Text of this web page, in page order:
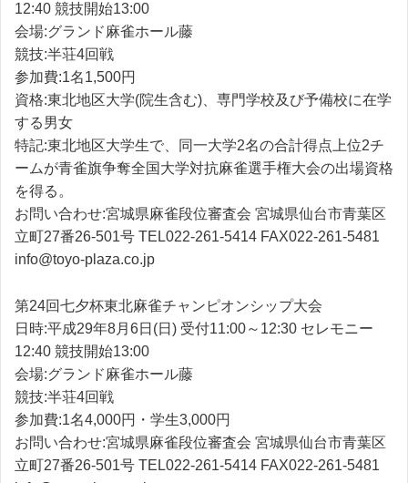
12:40 競技開始13:00
会場:グランド麻雀ホール藤
競技:半荘4回戦
参加費:1名1,500円
資格:東北地区大学(院生含む)、専門学校及び予備校に在学
する男女
特記:東北地区大学生で、同一大学2名の合計得点上位2チ
ームが青雀旗争奪全国大学対抗麻雀選手権大会の出場資格
を得る。
お問い合わせ:宮城県麻雀段位審査会 宮城県仙台市青葉区
立町27番26-501号 TEL022-261-5414 FAX022-261-5481
info@toyo-plaza.co.jp
第24回七夕杯東北麻雀チャンピオンシップ大会
日時:平成29年8月6日(日) 受付11:00～12:30 セレモニー
12:40 競技開始13:00
会場:グランド麻雀ホール藤
競技:半荘4回戦
参加費:1名4,000円・学生3,000円
お問い合わせ:宮城県麻雀段位審査会 宮城県仙台市青葉区
立町27番26-501号 TEL022-261-5414 FAX022-261-5481